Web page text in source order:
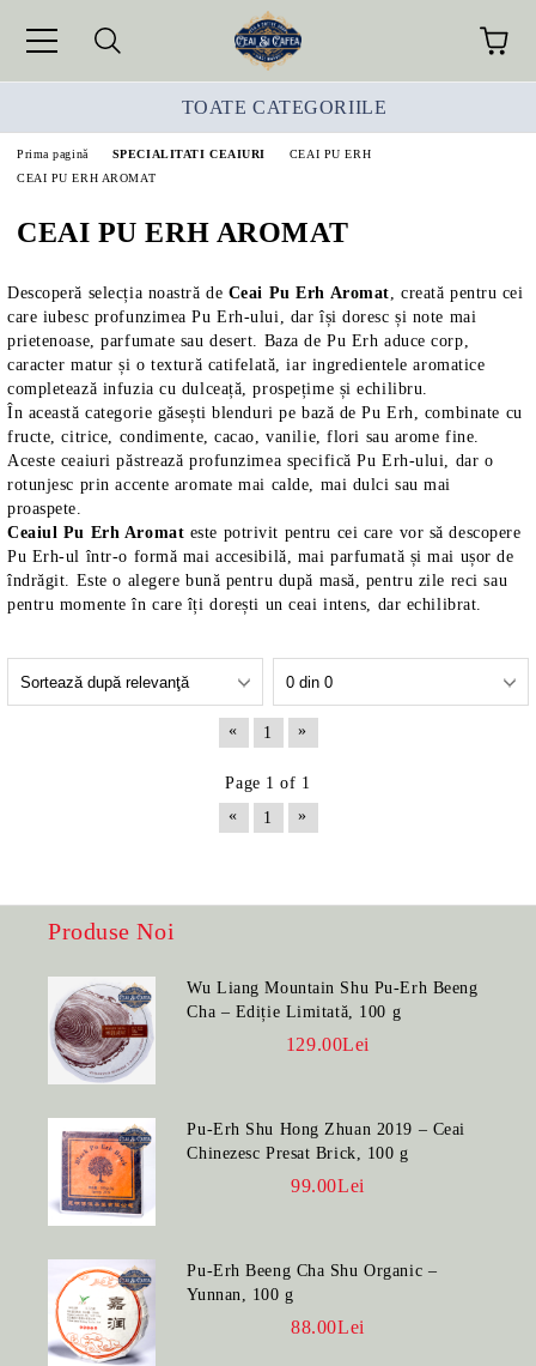
TOATE CATEGORIILE
Prima pagină SPECIALITATI CEAIURI
CEAI PU ERH
CEAI PU ERH AROMAT
CEAI PU ERH AROMAT
Descoperă selecția noastră de Ceai Pu Erh Aromat, creată pentru cei
care iubesc profunzimea Pu Erh-ului, dar își doresc și note mai
prietenoase, parfumate sau desert. Baza de Pu Erh aduce corp,
caracter matur și o textură catifelată, iar ingredientele aromatice
completează infuzia cu dulceață, prospețime și echilibru.
În această categorie găsești blenduri pe bază de Pu Erh, combinate cu
fructe, citrice, condimente, cacao, vanilie, flori sau arome fine.
Aceste ceaiuri păstrează profunzimea specifică Pu Erh-ului, dar o
rotunjesc prin accente aromate mai calde, mai dulci sau mai
proaspete.
Ceaiul Pu Erh Aromat este potrivit pentru cei care vor să descopere
Pu Erh-ul într-o formă mai accesibilă, mai parfumată și mai ușor de
îndrăgit. Este o alegere bună pentru după masă, pentru zile reci sau
pentru momente în care îți dorești un ceai intens, dar echilibrat.
« 1 »
Page 1 of 1
«
1 »
Produse Noi
Wu Liang Mountain Shu Pu-Erh Beeng
Cha – Ediție Limitată, 100 g
129.00Lei
Pu-Erh Shu Hong Zhuan 2019 – Ceai
Chinezesc Presat Brick, 100 g
99.00Lei
Pu-Erh Beeng Cha Shu Organic –
Yunnan, 100 g
88.00Lei